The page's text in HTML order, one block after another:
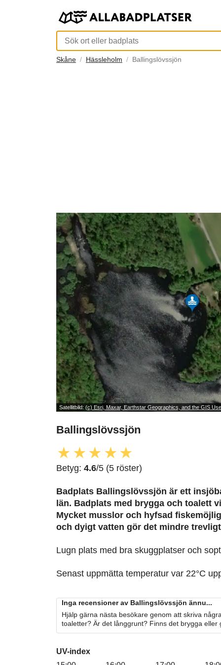
Skåne Hässleholm Ballingslövssjön
Satellitbild: (c) Esri, Maxar, Earthstar Geographics, and the GIS
Ballingslövssjön
★ ★★ ★★
Betyg: 4.6/5 (5 röster)
Badplats Ballingslövssjön är ett
län. Badplats med brygga och toalett
Mycket musslor och hyfsad
och dyigt vatten gör det mindre
Lugn plats med bra skuggplatser och
Senast uppmätta temperatur var 22°C
Inga recensioner av Ballingslövssjön ännu...
Hjälp gärna nästa besökare genom att skriva
toaletter? Är det långgrunt? Finns det brygga eller
UV-index